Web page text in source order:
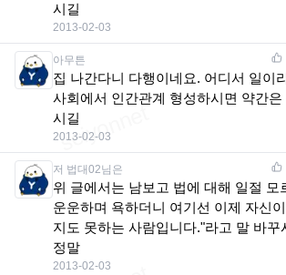
시길
2013-02-03
아무튼
집 나간다니 다행이네요. 어디서 일이
사회에서 인간관계 형성하시면 약간은
시길
2013-02-03
저 법대02님은
위 글에서는 남보고 법에 대해 일절 모
운운하며 욕하더니 여기선 이제 자신
지도 못하는 사람입니다."라고 말 바꾸
정말
2013-02-03